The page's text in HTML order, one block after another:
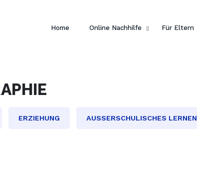
Home Online Nachhilfe Für Eltern
ERZIEHUNG AUSSERSCHULISCHES LERNEN